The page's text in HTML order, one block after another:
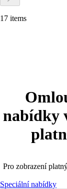
17 items
nabídky
Pro zobrazení
Speciální nabídky